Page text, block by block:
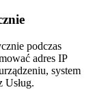
podczas
adres IP
system
Usług.